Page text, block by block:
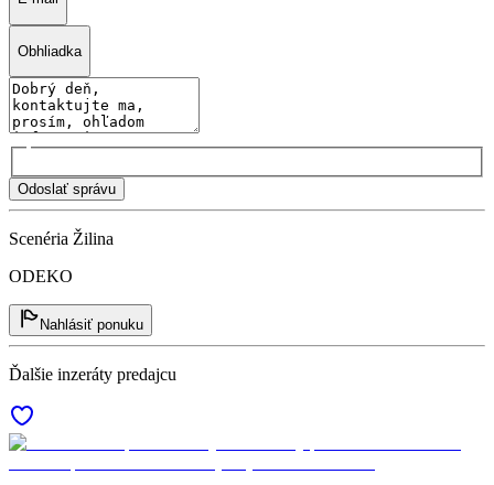
Obhliadka
Odoslať správu
Scenéria Žilina
ODEKO
Nahlásiť ponuku
Ďalšie inzeráty predajcu